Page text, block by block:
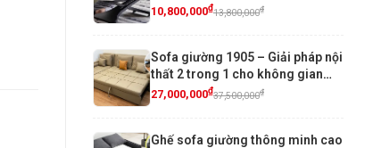
10,800,000₫13,800,000₫
Sofa giường 1905 – Giải pháp nội
thất 2 trong 1 cho không gian
sống hiện đại
27,000,000₫37,500,000₫
Ghế sofa giường thông minh cao